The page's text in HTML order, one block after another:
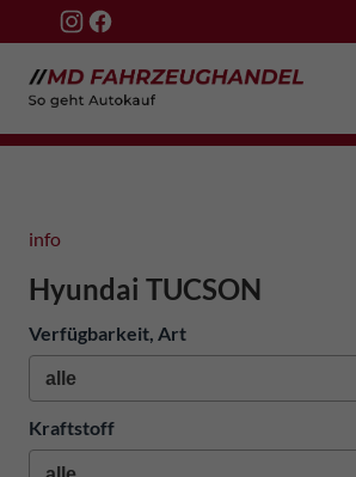
info
Hyundai TUCSON
Verfügbarkeit, Art
Kraftstoff